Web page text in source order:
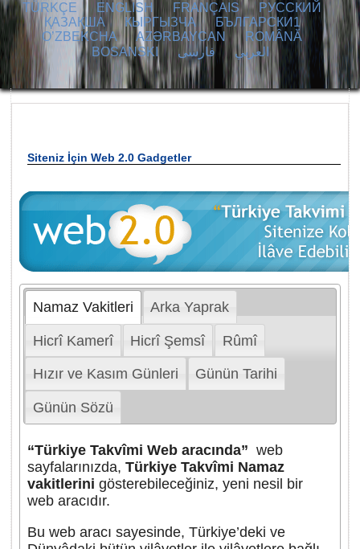
TÜRKÇE ENGLISH FRANÇAIS
РУССКИЙ
ҚАЗАҚША
КЫPГЫЗЧA
БЪЛГАРСКИ1
O’ZBEKCHA
AZӘRBAYCAN
ROMÂNĂ
BOSANSKI
العربي فارسی
Siteniz İçin Web 2.0 Gadgetler
Namaz Vakitleri Arka Yaprak
Hicrî Kamerî Hicrî Şemsî Rûmî
Hızır ve Kasım Günleri Günün Tarihi
Günün Sözü
“Türkiye Takvîmi Web aracında” web
sayfalarınızda, Türkiye Takvîmi Namaz
vakitlerini gösterebileceğiniz, yeni nesil bir
web aracıdır.
Bu web aracı sayesinde, Türkiye’deki ve